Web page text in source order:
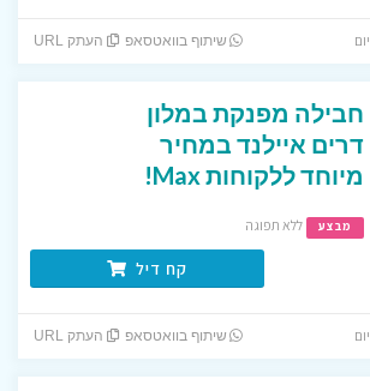
שיתוף בוואטסאפ העתק URL
חבילה מפנקת במלון
דרים איילנד במחיר
מיוחד ללקוחות Max!
מבצע ללא תפוגה
קח דיל
שיתוף בוואטסאפ העתק URL